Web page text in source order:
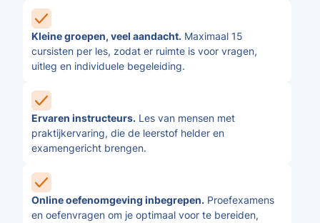
Kleine groepen, veel aandacht. Maximaal 15
cursisten per les, zodat er ruimte is voor vragen,
uitleg en individuele begeleiding.
Ervaren instructeurs. Les van mensen met
praktijkervaring, die de leerstof helder en
examengericht brengen.
Online oefenomgeving inbegrepen. Proefexamens
en oefenvragen om je optimaal voor te bereiden,